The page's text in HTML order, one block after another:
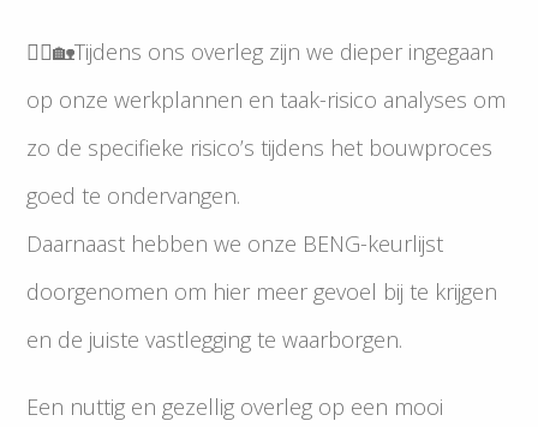
👷‍♂️🏡Tijdens ons overleg zijn we dieper ingegaan
op onze werkplannen en taak-risico analyses om
zo de specifieke risico’s tijdens het bouwproces
goed te ondervangen.
Daarnaast hebben we onze BENG-keurlijst
doorgenomen om hier meer gevoel bij te krijgen
en de juiste vastlegging te waarborgen.
Een nuttig en gezellig overleg op een mooi